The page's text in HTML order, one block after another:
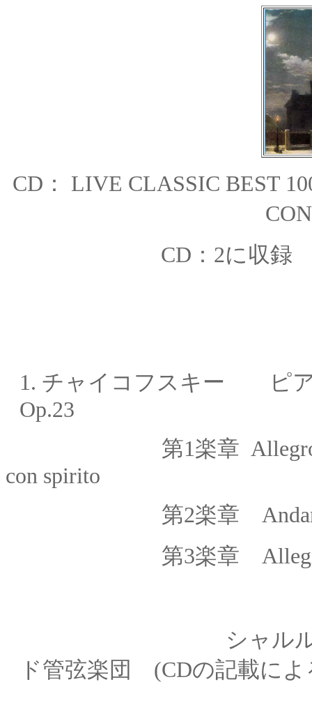
CD： LIVE CLASSIC BEST
CD：2に収録
1. チャイコフスキー ピ
Op.23
第1楽章
con spirito
第2楽章
第3楽章
シャルル・デュト
ド管弦楽団
(CDの記載によ